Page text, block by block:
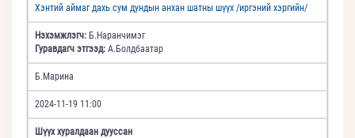
Хэнтий аймаг дахь сум дундын анхан шатны шүүх /иргэний хэргийн/
Нэхэмжлэгч: Б.Наранчимэг
Гуравдагч этгээд: А.Болдбаатар
Б.Марина
2024-11-19 11:00
Шүүх хуралдаан дууссан